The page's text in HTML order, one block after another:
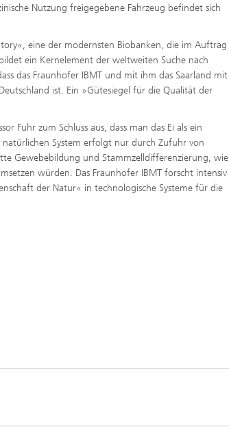
Nutzung freigegebene Fahrzeug befindet sich
eine der modernsten Biobanken, die im Auftrag
ein Kernelement der weltweiten Suche nach
das Fraunhofer IBMT und mit ihm das Saarland mit
ist. Ein »Gütesiegel für die Qualität der
Fuhr zum Schluss aus, dass man das Ei als ein
System erfolgt nur durch Zufuhr von
Gewebebildung und Stammzelldifferenzierung, wie
würden. Das Fraunhofer IBMT forscht intensiv
der Natur« in technologische Systeme für die